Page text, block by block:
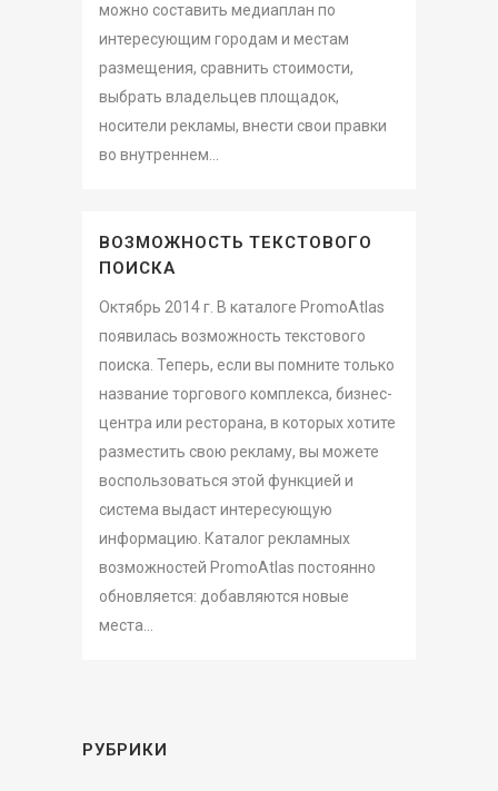
можно составить медиаплан по
интересующим городам и местам
размещения, сравнить стоимости,
выбрать владельцев площадок,
носители рекламы, внести свои правки
во внутреннем...
ВОЗМОЖНОСТЬ ТЕКСТОВОГО
ПОИСКА
Октябрь 2014 г. В каталоге PromoAtlas
появилась возможность текстового
поиска. Теперь, если вы помните только
название торгового комплекса, бизнес-
центра или ресторана, в которых хотите
разместить свою рекламу, вы можете
воспользоваться этой функцией и
система выдаст интересующую
информацию. Каталог рекламных
возможностей PromoAtlas постоянно
обновляется: добавляются новые
места...
РУБРИКИ